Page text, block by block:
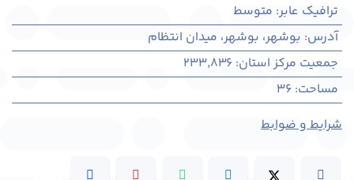
ترافیک عابر: متوسط
آدرس: بوشهر، بوشهر، میدان انتظام
جمعیت مرکز استان:
233,836
مساحت:
36
شرایط و ضوابط